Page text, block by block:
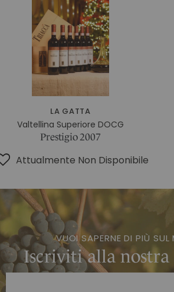
LA GATTA
Valtellina Superiore DOCG
Prestigio 2007
Attualmente Non Disponibile
VUOI SAPERNE DI PIÙ
Iscriviti alla nostra